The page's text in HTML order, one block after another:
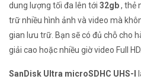
dung lượng tối đa lên tới 32gb, thẻ
trữ nhiều hình ảnh và video mà
gian lưu trữ. Bạn sẽ có đủ chỗ cho
giải cao hoặc nhiều giờ video Full HD.
SanDisk Ultra microSDHC UHS-I